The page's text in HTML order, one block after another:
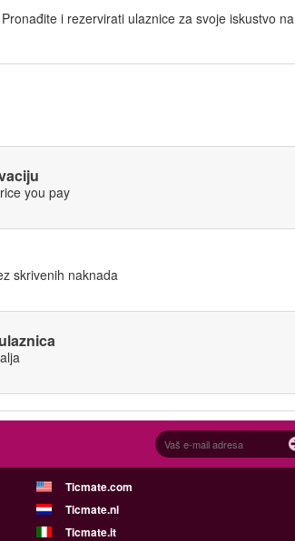
i rezervirati ulaznice za svoje iskustvo na
you pay
skrivenih naknada
Ticmate.com
Ticmate.nl
Ticmate.it